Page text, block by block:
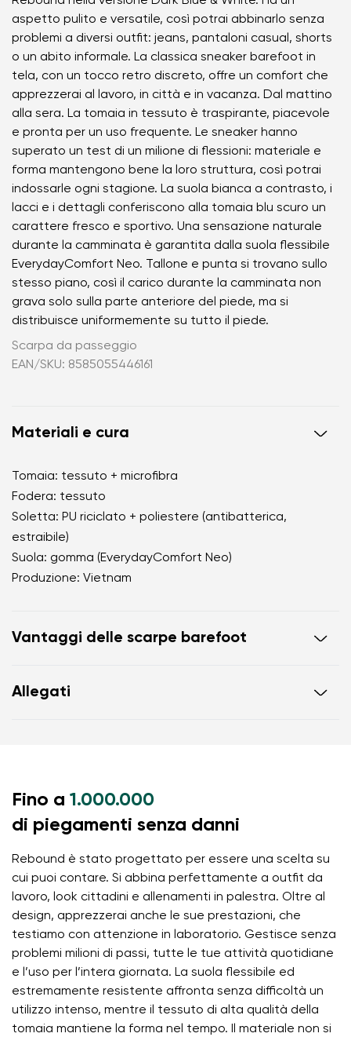
aspetto pulito e versatile, così potrai abbinarlo senza
problemi a diversi outfit: jeans, pantaloni casual, shorts
o un abito informale. La classica sneaker barefoot in
tela, con un tocco retro discreto, offre un comfort che
apprezzerai al lavoro, in città e in vacanza. Dal mattino
alla sera. La tomaia in tessuto è traspirante, piacevole
e pronta per un uso frequente. Le sneaker hanno
superato un test di un milione di flessioni: materiale e
forma mantengono bene la loro struttura, così potrai
indossarle ogni stagione. La suola bianca a contrasto, i
lacci e i dettagli conferiscono alla tomaia blu scuro un
carattere fresco e sportivo. Una sensazione naturale
durante la camminata è garantita dalla suola flessibile
EverydayComfort Neo. Tallone e punta si trovano sullo
stesso piano, così il carico durante la camminata non
grava solo sulla parte anteriore del piede, ma si
distribuisce uniformemente su tutto il piede.
Scarpa da passeggio
EAN/SKU: 8585055446161
Materiali e cura
Tomaia: tessuto + microfibra
Fodera: tessuto
Soletta: PU riciclato + poliestere (antibatterica,
estraibile)
Suola: gomma (EverydayComfort Neo)
Produzione: Vietnam
Vantaggi delle scarpe barefoot
la forma anatomica della scarpa offre ampio spazio
nervose del piede
i materiali flessibili favoriscono una migliore
funzionalità di muscoli e tendini del piede
la leggerezza della scarpa aiuta a prevenire
l'affaticamento dei piedi
Allegati
Fino a 1.000.000
di piegamenti senza danni
Rebound è stato progettato per essere una scelta su
cui puoi contare. Si abbina perfettamente a outfit da
lavoro, look cittadini e allenamenti in palestra. Oltre al
design, apprezzerai anche le sue prestazioni, che
testiamo con attenzione in laboratorio. Gestisce senza
problemi milioni di passi, tutte le tue attività quotidiane
e l’uso per l’intera giornata. La suola flessibile ed
estremamente resistente affronta senza difficoltà un
utilizzo intenso, mentre il tessuto di alta qualità della
tomaia mantiene la forma nel tempo. Il materiale non si
Il tuo nome e cognome
La tua email
Il tuo nome Variante
Numero d'ordine